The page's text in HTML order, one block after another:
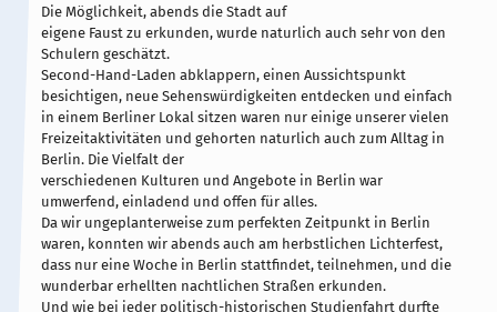
Die Möglichkeit, abends die Stadt auf
eigene Faust zu erkunden, wurde naturlich auch sehr von den
Schulern geschätzt.
Second-Hand-Laden abklappern, einen Aussichtspunkt
besichtigen, neue Sehenswürdigkeiten entdecken und einfach
in einem Berliner Lokal sitzen waren nur einige unserer vielen
Freizeitaktivitäten und gehorten naturlich auch zum Alltag in
Berlin. Die Vielfalt der
verschiedenen Kulturen und Angebote in Berlin war
umwerfend, einladend und offen für alles.
Da wir ungeplanterweise zum perfekten Zeitpunkt in Berlin
waren, konnten wir abends auch am herbstlichen Lichterfest,
dass nur eine Woche in Berlin stattfindet, teilnehmen, und die
wunderbar erhellten nachtlichen Straßen erkunden.
Und wie bei jeder politisch-historischen Studienfahrt durfte